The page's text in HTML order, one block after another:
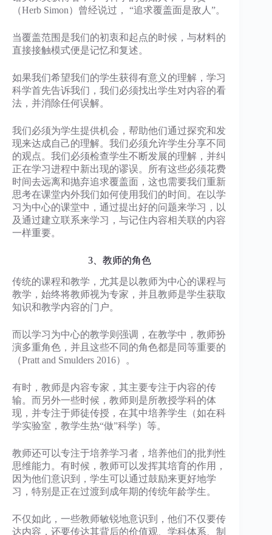
（Herb Simon）曾经说过， “追求覆盖面是敌人”。
当覆盖范围是我们的初衷和起点的时候，与材料的
直接接触模式便是记忆和复述。
如果我们希望我们的学生获得有意义的理解，学习
科学首先告诉我们，我们必须找出学生对内容的看
法，并消除任何误解。
我们必须为学生提供机会，帮助他们通过探究和发
现来达成自己的理解。我们必须允许学生分享不同
的观点。我们必须检查学生不断发展的理解，并纠
正在学习进程中新出现的谬误。所有这些必须花费
时间去远离和抛弃追求覆盖面，这也需要我们重新
思考在课堂内外我们如何使用我们的时间。在以学
习为中心的课堂中，通过提出好的问题来学习，以
及通过建立联系来学习，与记住内容相关联的内容
一样重要。
3、教师的角色
传统的课程和教学，尤其是以教师为中心的课程与
教学，始终将教师视为专家，并且教师是学生获取
知识和教学内容的门户。
而以学习为中心的教学则强调，在教学中，教师扮
演多重角色，并且这些不同的角色都是同等重要的
（Pratt and Smulders 2016）。
有时，教师是内容专家，其主要专注于内容的传
输。而另外一些时候，教师则是所教授学科的体
现，并专注于师徒传授，在其中培养学生（如在科
学实验室，教学生热“做”科学）等。
教师还可以专注于培养学习者，培养他们的批判性
思维能力。有时候，教师可以发挥其培育的作用，
因为他们意识到，学生可以通过鼓励来更好地学
习，特别是正在过渡到成年期的传统年龄学生。
不仅如此，一些教师敏锐地意识到，他们不仅要传
达内容，还要传达其背后的价值观、学科体系、制